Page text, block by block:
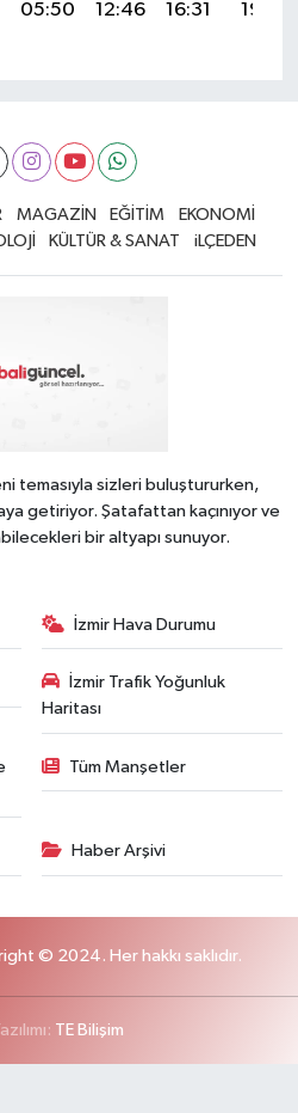
05:50 12:46 16:31 19:32
MAGAZİN EĞİTİM
EKONOMİ
KÜLTÜR & SANAT iLÇEDEN
temasıyla sizleri buluştururken,
getiriyor. Şatafattan kaçınıyor ve
bir altyapı sunuyor.
İzmir Hava Durumu
İzmir Trafik Yoğunluk
Haritası
Tüm Manşetler
Haber Arşivi
© 2024. Her hakkı saklıdır.
TE Bilişim